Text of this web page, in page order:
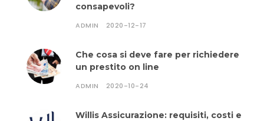
consapevoli?
ADMIN 2020-12-17
Che cosa si deve fare per richiedere
un prestito on line
ADMIN 2020-10-24
Willis Assicurazione: requisiti, costi e